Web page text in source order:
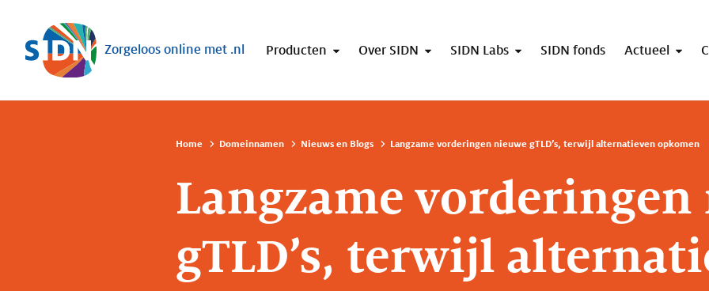
Sla navigatie over
Zorgeloos online met .nl Producten Over SIDN SIDN Labs SIDN fonds Actueel
Home Domeinnamen Nieuws en Blogs Langzame vorderingen nieuwe gTLD’s, terwijl alternatieven opkomen
Langzame vorderingen
gTLD’s, terwijl